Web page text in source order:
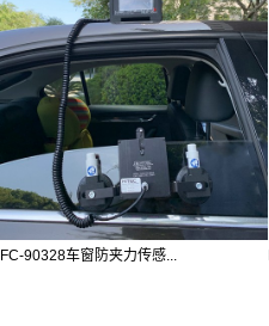
FC-90328车窗防夹力传感...